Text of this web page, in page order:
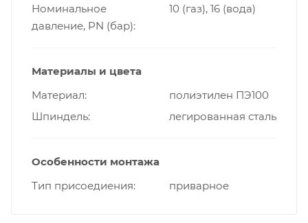
Номинальное
давление, PN (бар)
10 (газ), 16 (вода)
Материалы и цвета
Материал
полиэтилен ПЭ100
Шпиндель
легированная сталь
Особенности монтажа
Тип присоедиения
приварное